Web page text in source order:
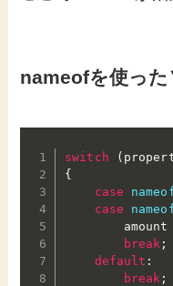
nameofを使った
switch (
{
case
case
        amount
break ;
default :
break ;